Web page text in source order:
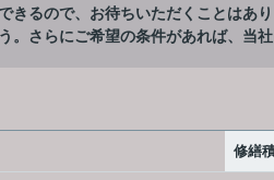
きるので、お待ちいただくことはあ
。さらにご希望の条件があれば、当社
修繕